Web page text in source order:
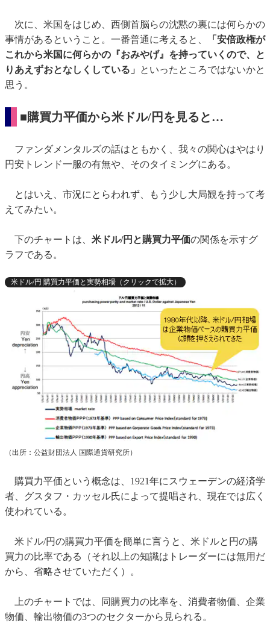
次に、米国をはじめ、西側首脳らの沈黙の裏には何らかの
事情があるということ。一番普通に考えると、
「安倍政権が
これから米国に何らかの『おみやげ』を持っていくので、と
りあえずおとなしくしている」
といったところではないかと
思う。
■購買力平価から米ドル/円を見ると…
ファンダメンタルズの話はともかく、我々の関心はやはり
円安トレンド一服の有無や、そのタイミングにある。
とはいえ、市況にとらわれず、もう少し大局観を持って考
えてみたい。
下のチャートは、 米ドル/円と購買力平価の関係を示すグ
ラフである。
米ドル/円 購買力平価と実勢相場（クリックで拡大）
（出所：公益財団法人 国際通貨研究所）
購買力平価という概念は、1921年にスウェーデンの経済学
者、グスタフ・カッセル氏によって提唱され、現在では広く
使われている。
米ドル/円の購買力平価を簡単に言うと、米ドルと円の購
買力の比率である（それ以上の知識はトレーダーには無用だ
から、省略させていただく）。
上のチャートでは、同購買力の比率を、消費者物価、企業
物価、輸出物価の3つのセクターから見られる。